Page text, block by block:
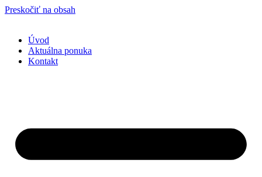
Preskočiť na obsah
Úvod
Aktuálna ponuka
Kontakt